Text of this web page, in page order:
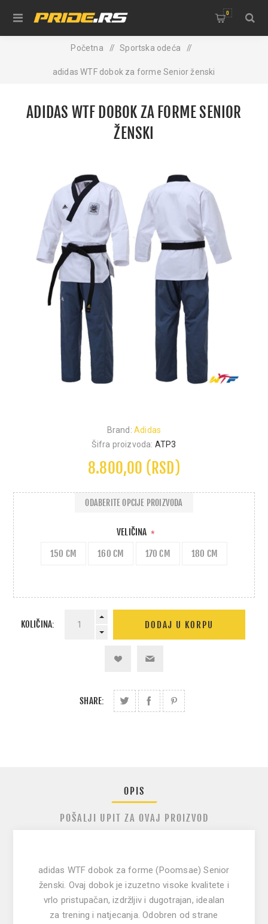
0
Početna / Sportska odeća /
adidas WTF dobok za forme Senior ženski
ADIDAS WTF DOBOK ZA FORME SENIOR
ŽENSKI
Brand: Adidas
Šifra proizvoda: ATP3
8.800,00 (RSD)
VELIČINA *
150 CM 160 CM 170 CM 180 CM
ODABERITE OPCIJE PROIZVODA
KOLIČINA:
SHARE:
OPIS
POŠALJI UPIT ZA OVAJ PROIZVOD
adidas WTF dobok za forme (Poomsae) Senior
ženski. Ovaj dobok je izuzetno visoke kvalitete i
vrlo pristupačan, izdržljiv i dugotrajan, idealan
za trening i natjecanja. Odobren od strane